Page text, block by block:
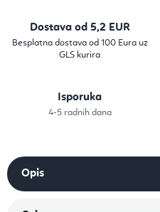
Dostava od 5,2 EUR
Besplatna dostava od 100 Eura uz
GLS kurira
Isporuka
4-5 radnih dana